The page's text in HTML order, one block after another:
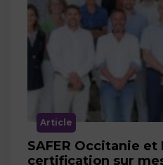
Article
SAFER Occitanie et
certification sur